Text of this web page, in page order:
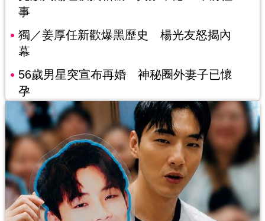
事
獨／姜厚任新歡爆黑歷史 楊光友怒揭內
幕
56歲男星突宣布再婚 神秘圈外妻子已懷
孕